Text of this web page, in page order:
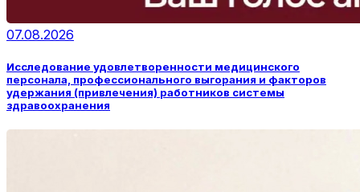
07.08.2026
Исследование удовлетворенности медицинского
персонала, профессионального выгорания и факторов
удержания (привлечения) работников системы
здравоохранения